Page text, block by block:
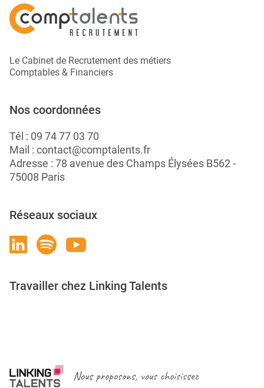
Le Cabinet de Recrutement des métiers
Comptables & Financiers
Nos coordonnées
Tél : 09 74 77 03 70
Mail : contact@comptalents.fr
Adresse : 78 avenue des Champs Élysées B562 -
75008 Paris
Réseaux sociaux
Travailler chez Linking Talents
Nous proposons, vous choisissez